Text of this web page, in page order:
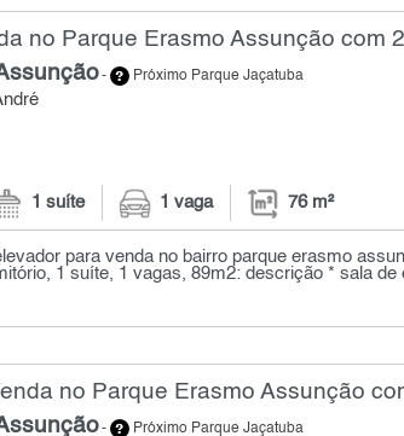
no Parque Erasmo Assunção com
- Próximo Parque Jaçatuba
1 suíte 1 vaga 76 m²
para venda no bairro parque erasmo
1 suíte, 1 vagas, 89m2: descrição * sala de
no Parque Erasmo Assunção
- Próximo Parque Jaçatuba